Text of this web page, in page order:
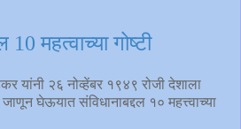
10 महत्वाच्या गोष्टी
यांनी २६ नोव्हेंबर १९४९ रोजी देशाला
घेऊयात संविधानाबद्दल १० महत्त्वाच्या